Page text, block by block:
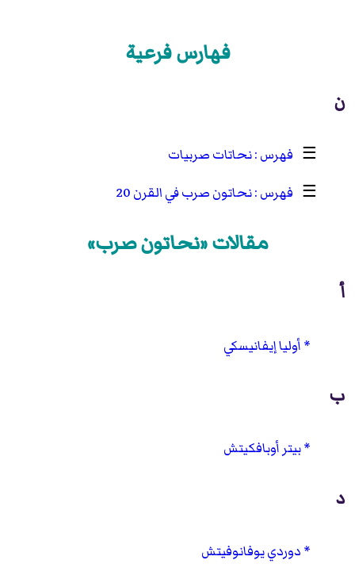
فهارس فرعية
ن
☰
نحاتات صربيات
☰
نحاتون صرب في القرن 20
مقالات «نحاتون صرب»
أ
أوليا إيفانيسكي
ب
بيتر أوبافكيتش
د
دوردي يوفانوفيتش